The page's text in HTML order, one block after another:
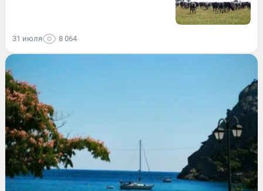
31 июля 8 064